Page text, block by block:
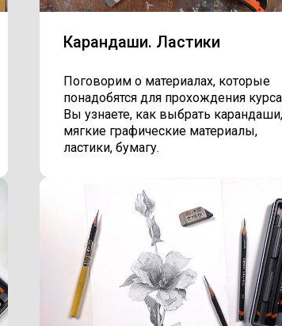
Карандаши. Ластики
Поговорим о материалах, которые
понадобятся для прохождения
Вы узнаете, как выбрать карандаши,
мягкие графические материалы,
ластики, бумагу.